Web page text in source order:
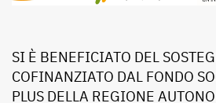
SI È BENEFICIATO DEL
COFINANZIATO DAL FONDO
PLUS DELLA REGIONE